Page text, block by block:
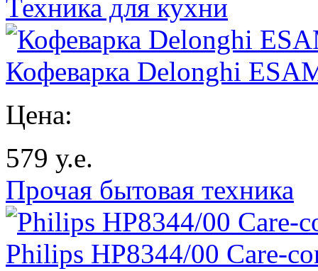
Техника для кухни
Кофеварка Delonghi
Цена:
579 у.е.
Прочая бытовая техника
Philips HP8344/00 Care-